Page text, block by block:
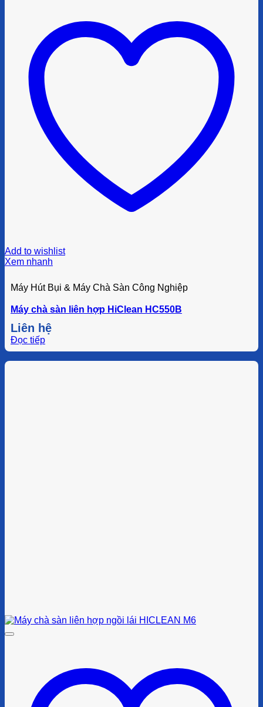
Add to wishlist
Xem nhanh
Máy Hút Bụi & Máy Chà Sàn Công Nghiệp
Máy chà sàn liên hợp HiClean HC550B
Liên hệ
Đọc tiếp